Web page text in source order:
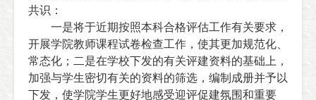
共识：
一是将于近期按照本科合格评估工作有关要求，
开展学院教师课程试卷检查工作，使其更加规范化、
常态化；二是在学校下发的有关评建资料的基础上，
加强与学生密切有关的资料的筛选，编制成册并予以
下发，使学院学生更好地感受迎评促建氛围和重要